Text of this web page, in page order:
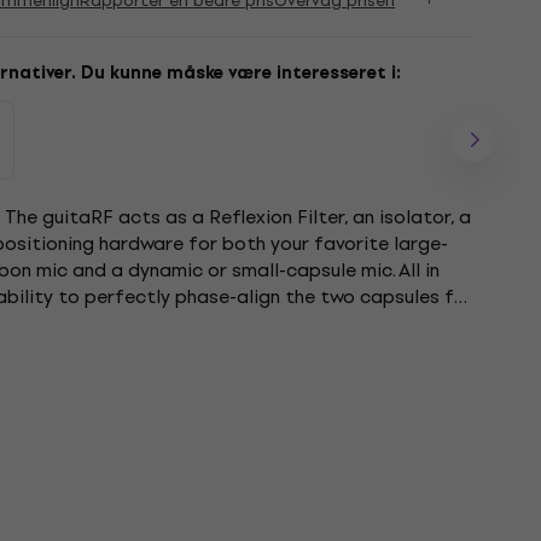
Du kunne måske være interesseret i:
guitaRF acts as a Reflexion Filter, an isolator, a
hardware for both your favorite large-
mic and a dynamic or small-capsule mic. All in
to perfectly phase-align the two capsules for